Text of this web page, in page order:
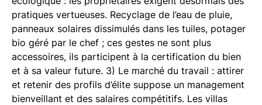
pratiques vertueuses. Recyclage de l’eau de pluie,
panneaux solaires dissimulés dans les tuiles, potager
bio géré par le chef ; ces gestes ne sont plus
accessoires, ils participent à la certification du bien
et à sa valeur future. 3) Le marché du travail : attirer
et retenir des profils d’élite suppose un management
bienveillant et des salaires compétitifs. Les villas